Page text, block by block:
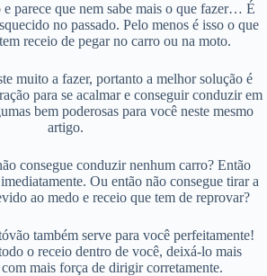
e parece que nem sabe mais o que fazer… É
no passado. Pelo menos é isso o que
receio de pegar no carro ou na moto.
muito a fazer, portanto a melhor solução é
para se acalmar e conseguir conduzir em
bem poderosas para você neste mesmo
artigo.
consegue conduzir nenhum carro? Então
Ou então não consegue tirar a
ao medo e receio que tem de reprovar?
também serve para você perfeitamente!
o receio dentro de você, deixá-lo mais
mais força de dirigir corretamente.